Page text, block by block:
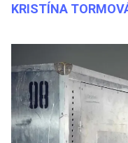
KRISTÍNA